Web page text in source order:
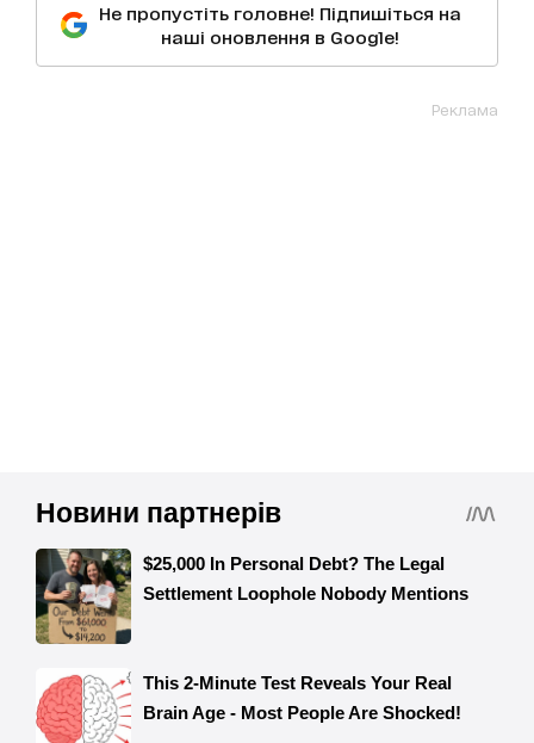
Не пропустіть головне! Підпишіться на
наші оновлення в Google!
Реклама